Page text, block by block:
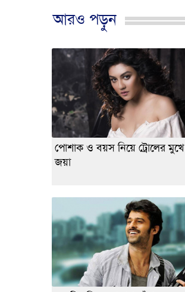
আরও পড়ুন
পোশাক ও বয়স নিয়ে ট্রোলের মুখে
জয়া